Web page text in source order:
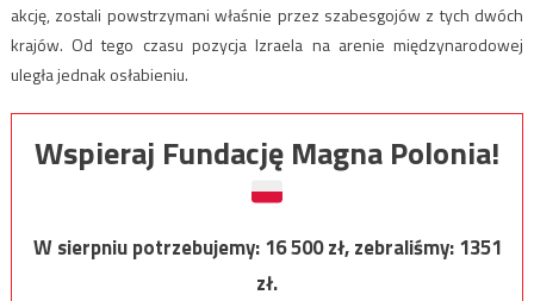
akcję, zostali powstrzymani właśnie przez szabesgojów z tych dwóch
krajów. Od tego czasu pozycja Izraela na arenie międzynarodowej
uległa jednak osłabieniu.
Wspieraj Fundację Magna Polonia!
W sierpniu potrzebujemy:16 500zł, zebraliśmy:1351
zł.